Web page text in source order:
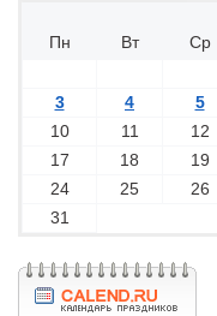
Пн
Вт Ср
3
4 5
10
11 12
17
18 19
24
25 26
31